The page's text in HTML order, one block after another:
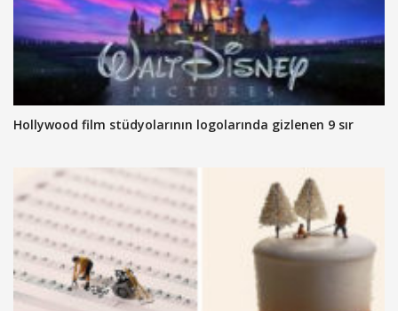
Hollywood film stüdyolarının logolarında gizlenen 9 sır